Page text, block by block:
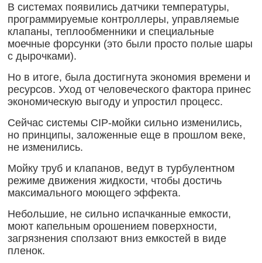
В системах появились датчики температуры,
программируемые контроллеры, управляемые
клапаны, теплообменники и специальные
моечные форсунки (это были просто полые шары
с дырочками).
Но в итоге, была достигнута экономия времени и
ресурсов. Уход от человеческого фактора принес
экономическую выгоду и упростил процесс.
Сейчас системы CIP-мойки сильно изменились,
но принципы, заложенные еще в прошлом веке,
не изменились.
Мойку труб и клапанов, ведут в турбулентном
режиме движения жидкости, чтобы достичь
максимального моющего эффекта.
Небольшие, не сильно испачканные емкости,
моют капельным орошением поверхности,
загрязнения сползают вниз емкостей в виде
пленок.